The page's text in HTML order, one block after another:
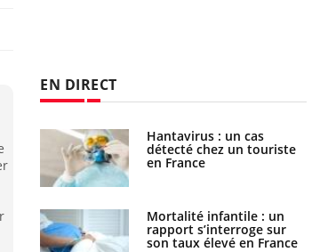
EN DIRECT
Hantavirus : un cas
détecté chez un touriste
en France
Mortalité infantile : un
rapport s’interroge sur
son taux élevé en France
Comment oublier les
écrans en vacances ?
Toujours connectés :
comment le travail
empiète de plus en plus